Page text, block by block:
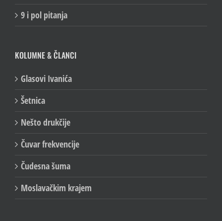
9 i pol pitanja
KOLUMNE & ČLANCI
Glasovi Ivanića
Šetnica
Nešto drukčije
Čuvar frekvencije
Čudesna šuma
Moslavačkim krajem